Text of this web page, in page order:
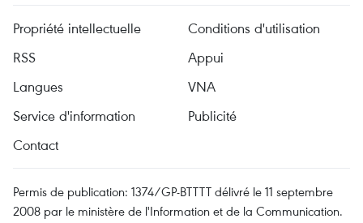
Propriété intellectuelle
Conditions d'utilisation
RSS
Appui
Langues
VNA
Service d'information
Publicité
Contact
Permis de publication: 1374/GP-BTTTT délivré le 11 septembre
2008 par le ministère de l'Information et de la Communication.